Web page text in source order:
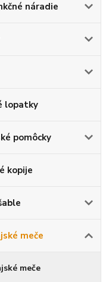
náradie
lopatky
pomôcky
kopije
meče
meče